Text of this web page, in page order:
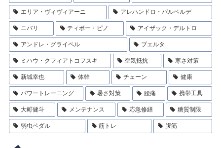
エリア・ヴィヴィアーニ アレハンドロ・バルベルデ
ニバリ ティボー・ピノ アイザック・デルトロ
アンドレ・グライペル ブエルタ
ミハウ・クフィアトコフスキ 空気抵抗 寒さ対策
新城幸也 体幹 チェーン 健康
パワートレーニング 暑さ対策 腰痛 携帯工具
大町健斗 メンテナンス 応急修繕 糖質制限
弱虫ペダル 筋トレ 腹筋